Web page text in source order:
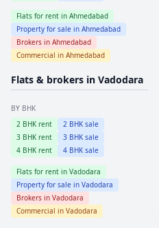
Flats for rent in Ahmedabad
Property for sale in Ahmedabad
Brokers in Ahmedabad
Commercial in Ahmedabad
Flats & brokers in Vadodara
BY BHK
2 BHK rent 2 BHK sale
3 BHK rent 3 BHK sale
4 BHK rent 4 BHK sale
Flats for rent in Vadodara
Property for sale in Vadodara
Brokers in Vadodara
Commercial in Vadodara